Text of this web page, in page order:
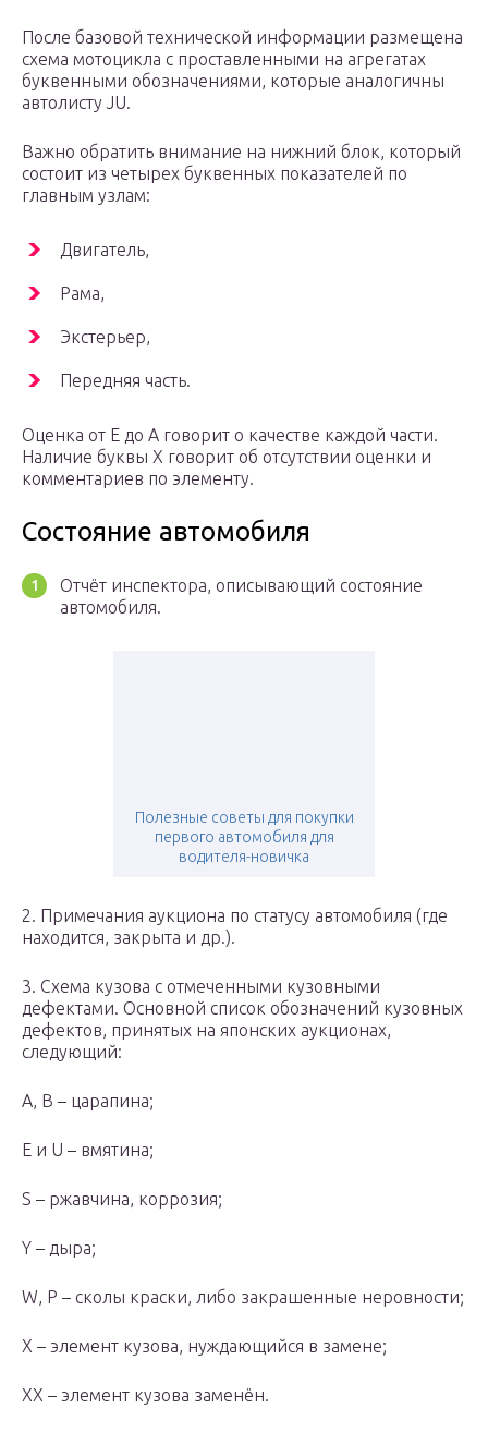
После базовой технической информации размещена
схема мотоцикла с проставленными на агрегатах
буквенными обозначениями, которые аналогичны
автолисту JU.
Важно обратить внимание на нижний блок, который
состоит из четырех буквенных показателей по
главным узлам:
Двигатель,
Рама,
Экстерьер,
Передняя часть.
Оценка от E до A говорит о качестве каждой части.
Наличие буквы X говорит об отсутствии оценки и
комментариев по элементу.
Состояние автомобиля
Отчёт инспектора, описывающий состояние
автомобиля.
Полезные советы для покупки
первого автомобиля для
водителя-новичка
2. Примечания аукциона по статусу автомобиля (где
находится, закрыта и др.).
3. Схема кузова с отмеченными кузовными
дефектами. Основной список обозначений кузовных
дефектов, принятых на японских аукционах,
следующий:
A, B – царапина;
E и U – вмятина;
S – ржавчина, коррозия;
Y – дыра;
W, P – сколы краски, либо закрашенные неровности;
X – элемент кузова, нуждающийся в замене;
XX – элемент кузова заменён.